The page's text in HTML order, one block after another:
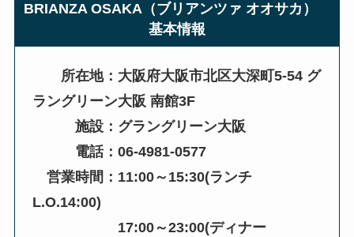
BRIANZA OSAKA（ブリアンツァ オオサカ）
基本情報
所在地：大阪府大阪市北区大深町5-54 グ
ラングリーン大阪 南館3F
施設：グラングリーン大阪
電話：06-4981-0577
営業時間：11:00～15:30(ランチ
L.O.14:00)
17:00～23:00(ディナー